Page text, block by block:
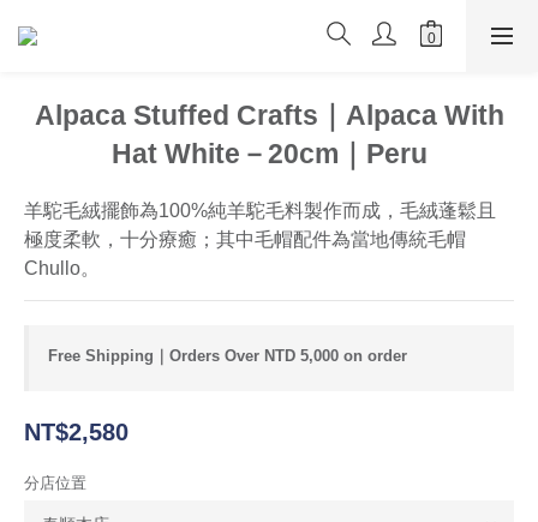
Alpaca Stuffed Crafts｜Alpaca With
Hat White－20cm｜Peru
羊駝毛絨擺飾為100%純羊駝毛料製作而成，毛絨蓬鬆且
極度柔軟，十分療癒；其中毛帽配件為當地傳統毛帽
Chullo。
Free Shipping｜Orders Over NTD 5,000 on order
NT$2,580
分店位置